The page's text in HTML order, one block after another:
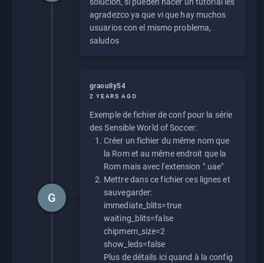
solución, si pueden hacer un tutorial les
agradezco ya que vi que hay muchos
usuarios con el mismo problema,
saludos
graoully54
2 YEARS AGO
Exemple de fichier de conf pour la série
des Sensible World of Soccer:
Créer un fichier du même nom que
la Rom et au même endroit que la
Rom mais avec l'extension ".uae"
Mettre dans ce fichier ces lignes et
sauvegarder:
immediate_blits=true
waiting_blits=false
chipmem_size=2
show_leds=false
Plus de détails ici quand à la config
G